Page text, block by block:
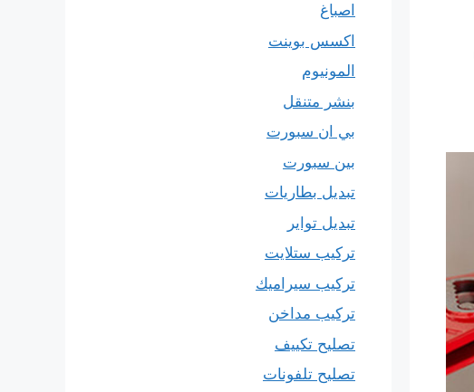
اصباغ
اكسس بوينت
المونيوم
بنشر متنقل
بي ان سبورت
بين سبورت
تبديل بطاريات
تبديل تواير
تركيب ستلايت
تركيب سيراميك
تركيب مداخن
تصليح تكييف
تصليح تلفونات